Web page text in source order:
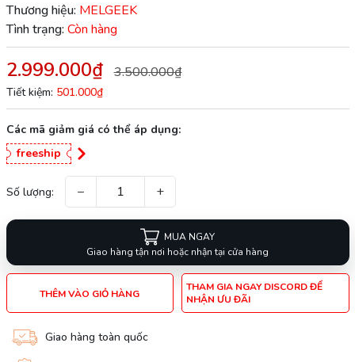
Thương hiệu: MELGEEK
Tình trạng: Còn hàng
2.999.000₫ 3.500.000₫
Tiết kiệm: 501.000₫
Các mã giảm giá có thể áp dụng:
freeship
Số lượng: − +
MUA NGAY
Giao hàng tận nơi hoặc nhận tại cửa hàng
THÊM VÀO GIỎ HÀNG
THAM GIA NGAY DISCORD ĐỂ
NHẬN ƯU ĐÃI
Giao hàng toàn quốc